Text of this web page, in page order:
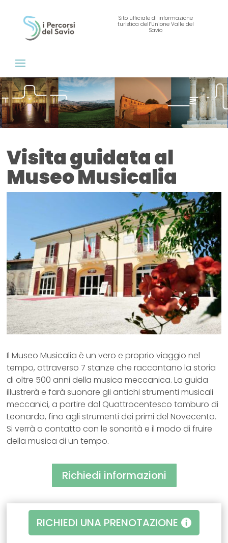
Sito ufficiale di informazione
turistica dell’Unione Valle del
Savio
Visita guidata al
Museo Musicalia
Il Museo Musicalia è un vero e proprio viaggio nel
tempo, attraverso 7 stanze che raccontano la storia
di oltre 500 anni della musica meccanica. La guida
illustrerà e farà suonare gli antichi strumenti musicali
meccanici, a partire dal Quattrocentesco tamburo di
Leonardo, fino agli strumenti dei primi del Novecento.
Si verrà a contatto con le sonorità e il modo di fruire
della musica di un tempo.
Richiedi informazioni
RICHIEDI UNA PRENOTAZIONE